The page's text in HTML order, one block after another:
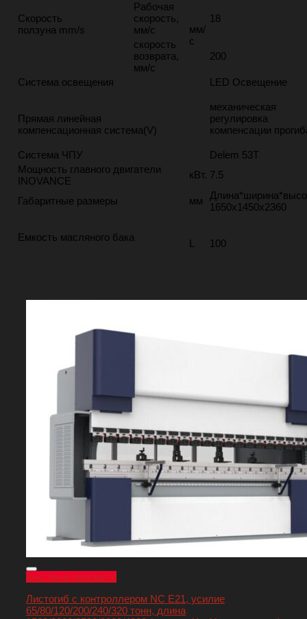
Скорость
ползуна mm/s
мм/
с
Рабочая
скорость,
мм/с
18
скорость
возврата,
мм/с
200
Система освещения LED Освещение
Прямая линейная
компенсационная система(V)
механическая
компенсации
Система ЧПУ
Delem 53T
Мощность главного двигатели
INOVANCE
кВт. 7.5
Габаритные размеры мм
1650x1450x2360
Емкость масляного бака
L 100
Быстрый просмотр
Листогиб с контроллером NC E21, усилие
65/80/120/200/240/320 тонн, длина